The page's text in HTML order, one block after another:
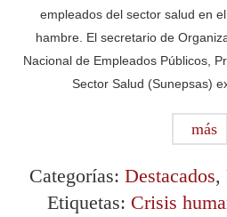
empleados del sector salud en
hambre. El secretario de
Nacional de Empleados Públicos,
Sector Salud (Sunepsas)
más
Categorías: Destacados,
Etiquetas: Crisis